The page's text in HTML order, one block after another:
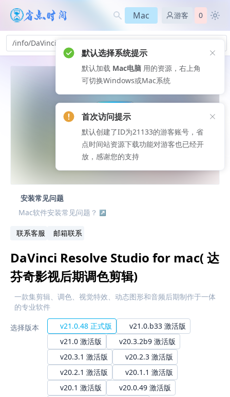
Mac 游客 0
/info/DaVinciResolveStudio-lm_76
安装常见问题
Mac软件安装常见问题？
联系客服 邮箱联系
DaVinci Resolve Studio for mac( 达
芬奇影视后期调色剪辑)
一款集剪辑、调色、视觉特效、动态图形和音频后期制作于一体
的专业软件
选择版本 v21.0.48 正式版
v21.0.b33 激活版
v21.0 激活版
v20.3.2b9 激活版
v20.3.1 激活版
v20.2.3 激活版
v20.2.1 激活版
v20.1.1 激活版
v20.1 激活版
v20.0.49 激活版
默认选择系统提示
默认加载 Mac电脑 用的资源，右上角
可切换Windows或Mac系统
首次访问提示
默认创建了ID为21133的游客账号，省
点时间站资源下载功能对游客也已经开
放，感谢您的支持